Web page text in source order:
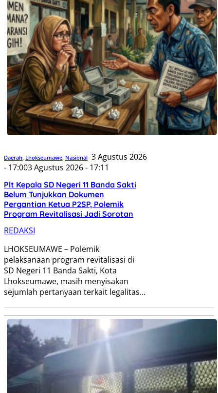
Daerah, Lhokseumawe, Nasional 3 Agustus 2026
- 17:003 Agustus 2026 - 17:11
Plt Kepala SD Negeri 11 Banda Sakti
Belum Tunjukkan Dokumen
Pergantian Ketua P2SP, Polemik
Program Revitalisasi Jadi Sorotan
REDAKSI
LHOKSEUMAWE – Polemik
pelaksanaan program revitalisasi di
SD Negeri 11 Banda Sakti, Kota
Lhokseumawe, masih menyisakan
sejumlah pertanyaan terkait legalitas…